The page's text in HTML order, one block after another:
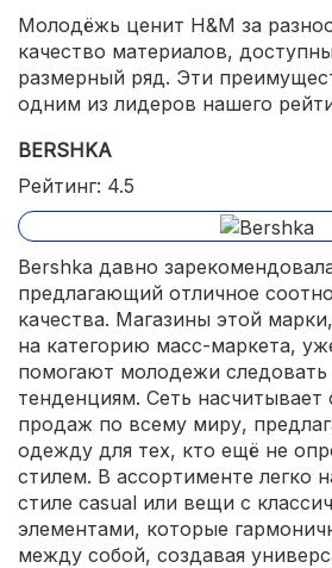
Молодёжь ценит H&M за
качество материалов,
размерный ряд. Эти
одним из лидеров нашего
BERSHKA
Рейтинг: 4.5
Bershka давно
предлагающий отличное
качества. Магазины этой
на категорию масс-маркета,
помогают молодежи
тенденциям. Сеть
продаж по всему миру,
одежду для тех, кто ещё не
стилем. В ассортименте легко
стиле casual или вещи с
элементами, которые
между собой, создавая